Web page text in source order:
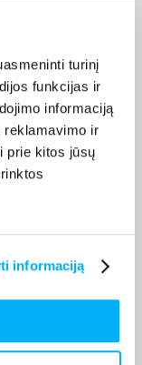
turinį
funkcijas ir
informaciją
reklamavimo ir
prie kitos jūsų
informaciją
ir pardavėjas.